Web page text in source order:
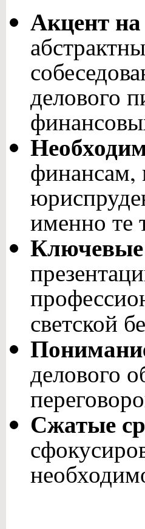
Акцент
делового
финансам,
именно те
светской
делового
Сжатые